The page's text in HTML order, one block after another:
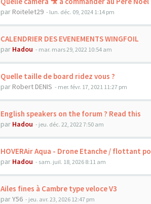
par Roitelet29 - lun. déc. 09, 2024 1:14 pm
CALENDRIER DES EVENEMENTS WINGFOIL
par Hadou - mar. mars 29, 2022 10:54 am
Quelle taille de board ridez vous ?
par Robert DENIS - mer. févr. 17, 2021 11:27 pm
English speakers on the forum ? Read this
par Hadou - jeu. déc. 22, 2022 7:50 am
HOVERAir Aqua - Drone Etanche / flottant
par Hadou - sam. juil. 18, 2026 8:11 am
Ailes fines à Cambre type veloce V3
parY56 - jeu. avr. 23, 2026 12:47 pm